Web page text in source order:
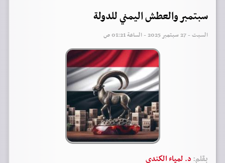
سبتمبر والعطش اليمني للدولة
السبت - 27 سبتمبر 2025 - الساعة 01:21 ص
بقلم:د. لمياء الكندي